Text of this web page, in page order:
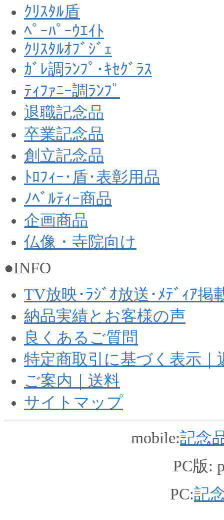
ｸﾘｽﾀﾙ盾
ﾍﾟｰﾊﾟｰｳｴｲﾄ
ｸﾘｽﾀﾙｵﾌﾞｼﾞｪ
ｶﾞﾚ調ﾗﾝﾌﾟ･ｷｾｸﾞﾗｽ
ﾃｨﾌｧﾆｰ調ﾗﾝﾌﾟ
退職記念品
卒業記念品
創立記念品
ﾄﾛﾌｨｰ･盾･表彰用品
ﾉﾍﾞﾙﾃｨｰ商品
企画商品
仏像・寺院向け
●INFO
TV放映･ﾗｼﾞｵ放送･ﾒﾃﾞｨｱ掲
納品実績とお客様の声
良くあるご質問
特定商取引に基づく表示｜
ご案内｜送料
サイトマップ
mobile:記念
PC版:
PC:記